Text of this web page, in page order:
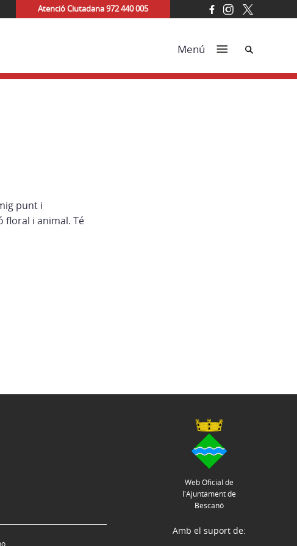
Atenció Ciutadana 972 440 005
Menú Cerca
punt i
floral i animal. Té
Web Oficial de
l'Ajuntament de
Bescanó
Amb el suport de: